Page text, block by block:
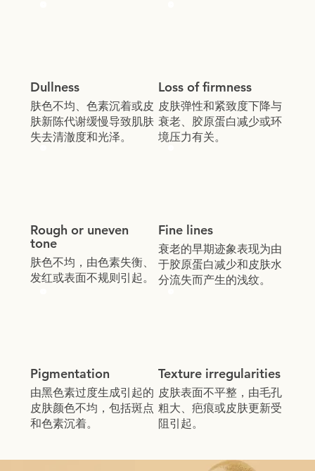
Dullness
肤色不均、色素沉着或皮
肤新陈代谢缓慢导致肌肤
失去清澈度和光泽。
Loss of firmness
皮肤弹性和紧致度下降与
衰老、胶原蛋白减少或环
境压力有关。
Rough or uneven
tone
肤色不均，由色素失衡、
发红或表面不规则引起。
Fine lines
衰老的早期迹象表现为由
于胶原蛋白减少和皮肤水
分流失而产生的浅纹。
Pigmentation
由黑色素过度生成引起的
皮肤颜色不均，包括斑点
和色素沉着。
Texture irregularities
皮肤表面不平整，由毛孔
粗大、疤痕或皮肤更新受
阻引起。